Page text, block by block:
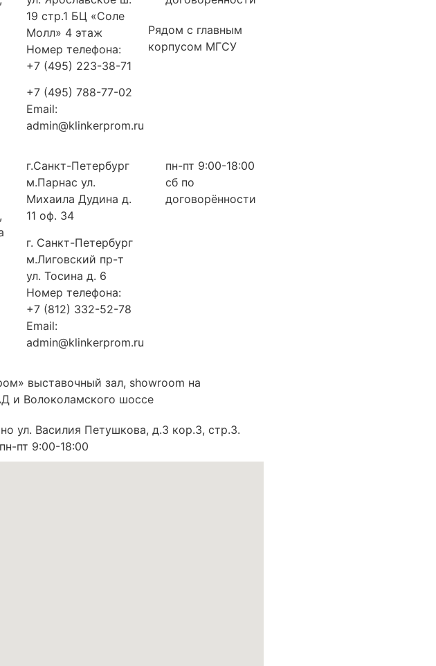
19 стр.1 БЦ «Соле
Молл» 4 этаж
Номер телефона:
+7 (495) 223-38-71
+7 (495) 788-77-02
Email:
admin@klinkerprom.ru
Рядом с главным
корпусом МГСУ
г.Санкт-Петербург
м.Парнас ул.
Михаила Дудина д.
11 оф. 34
г. Санкт-Петербург
м.Лиговский пр-т
ул. Тосина д. 6
Номер телефона:
+7 (812) 332-52-78
Email:
admin@klinkerprom.ru
пн-пт 9:00-18:00
сб по
договорённости
выставочный зал, showroom на
и Волоколамского шоссе
ул. Василия Петушкова, д.3 кор.3, стр.3.
пт 9:00-18:00